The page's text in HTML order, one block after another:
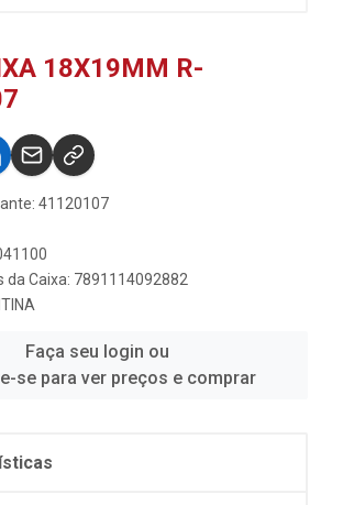
18X19MM R-
41120107
da Caixa: 7891114092882
Faça seu login ou
se para ver preços e comprar